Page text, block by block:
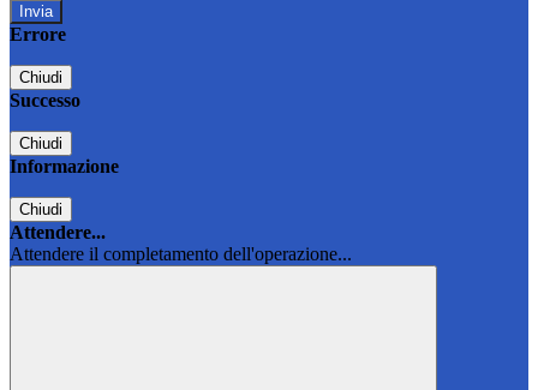
Errore
Chiudi
Successo
Chiudi
Informazione
Chiudi
Attendere...
Attendere il completamento dell'operazione...